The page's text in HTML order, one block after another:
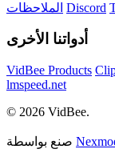
الملاحظات Discord
أدواتنا الأخرى
VidBee Products
lmspeed.net
© 2026 VidBee.